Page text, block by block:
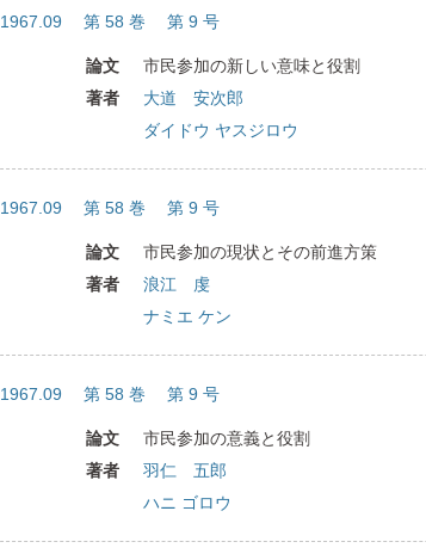
1967.09 第 58 巻 第 9 号
論文
市民参加の新しい意味と役割
著者
大道 安次郎
ダイドウ ヤスジロウ
1967.09 第 58 巻 第 9 号
論文
市民参加の現状とその前進方策
著者
浪江 虔
ナミエ ケン
1967.09 第 58 巻 第 9 号
論文
市民参加の意義と役割
著者
羽仁 五郎
ハニ ゴロウ